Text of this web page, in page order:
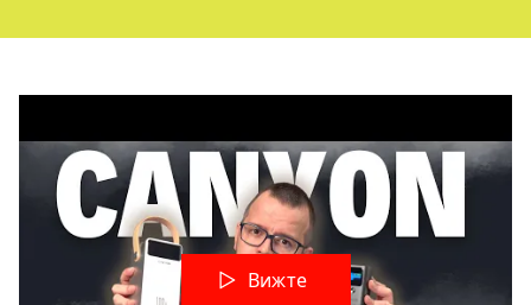
Вижте